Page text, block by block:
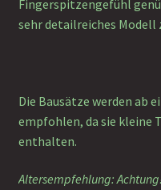
Fingerspitzengefühl
sehr detailreiches Modell
Die Bausätze werden ab
empfohlen, da sie kleine
enthalten.
Altersempfehlung: